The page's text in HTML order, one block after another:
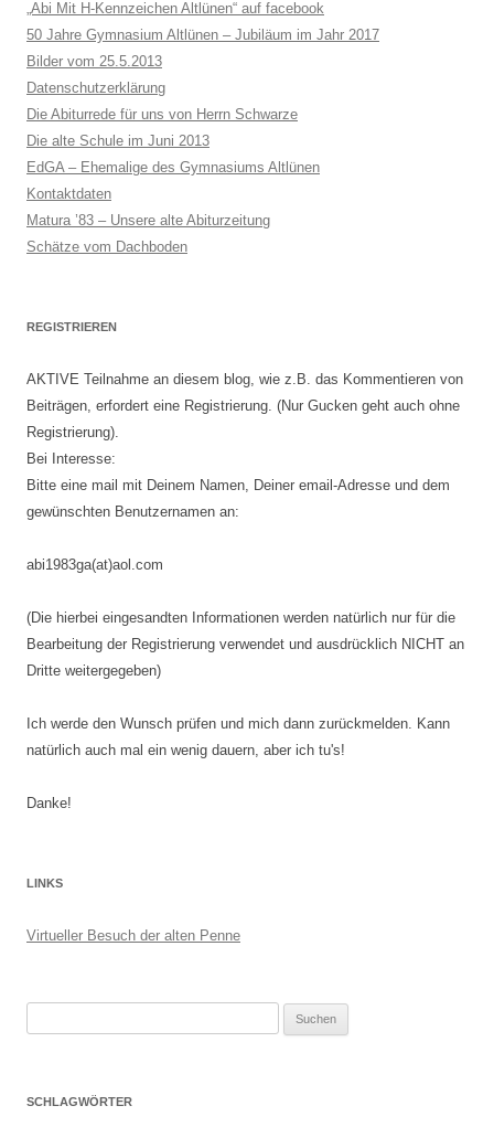
„Abi Mit H-Kennzeichen Altlünen“ auf facebook
50 Jahre Gymnasium Altlünen – Jubiläum im Jahr 2017
Bilder vom 25.5.2013
Datenschutzerklärung
Die Abiturrede für uns von Herrn Schwarze
Die alte Schule im Juni 2013
EdGA – Ehemalige des Gymnasiums Altlünen
Kontaktdaten
Matura ’83 – Unsere alte Abiturzeitung
Schätze vom Dachboden
REGISTRIEREN
AKTIVE Teilnahme an diesem blog, wie z.B. das Kommentieren von
Beiträgen, erfordert eine Registrierung. (Nur Gucken geht auch ohne
Registrierung).
Bei Interesse:
Bitte eine mail mit Deinem Namen, Deiner email-Adresse und dem
gewünschten Benutzernamen an:
abi1983ga(at)aol.com
(Die hierbei eingesandten Informationen werden natürlich nur für die
Bearbeitung der Registrierung verwendet und ausdrücklich NICHT an
Dritte weitergegeben)
Ich werde den Wunsch prüfen und mich dann zurückmelden. Kann
natürlich auch mal ein wenig dauern, aber ich tu's!
Danke!
LINKS
Virtueller Besuch der alten Penne
SCHLAGWÖRTER